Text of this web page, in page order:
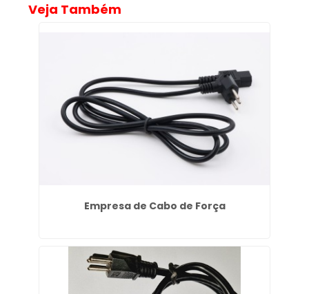
Veja Também
Empresa de Cabo de Força